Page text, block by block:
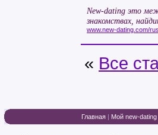
New-dating это
знакомствах,
www.new-dating.com/
« Все
Главная | Мой new-dating